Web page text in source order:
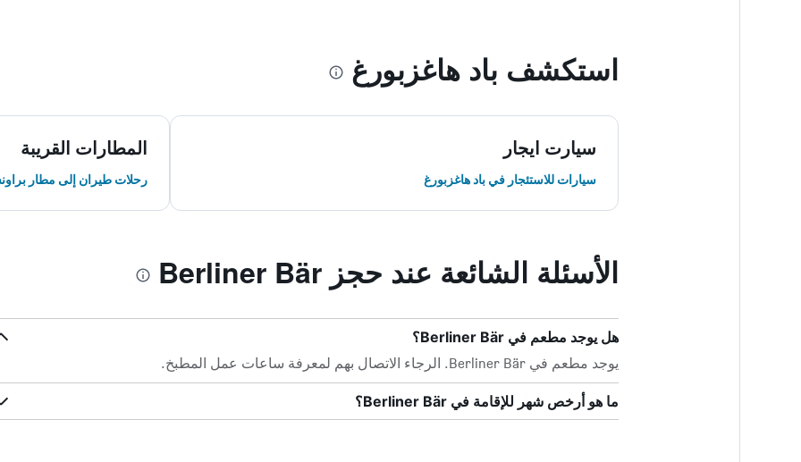
استكشف باد هاغزبورغ
سيارت ايجار
سيارات للاستئجار في باد هاغزبورغ
المطارات القريبة
رحلات طيران إلى مطار
الأسئلة الشائعة عند حجز Berliner Bär
هل يوجد مطعم في Berliner Bär؟
يوجد مطعم في Berliner Bär. الرجاء الاتصال بهم لمعرفة ساعات عمل المطبخ.
ما هو أرخص شهر للإقامة في Berliner Bär؟